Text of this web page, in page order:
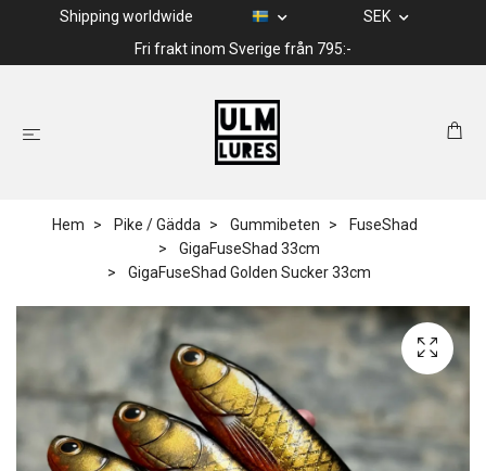
Shipping worldwide
SEK
Fri frakt inom Sverige från 795:-
Hem Pike / Gädda Gummibeten
FuseShad
GigaFuseShad 33cm
GigaFuseShad Golden Sucker 33cm